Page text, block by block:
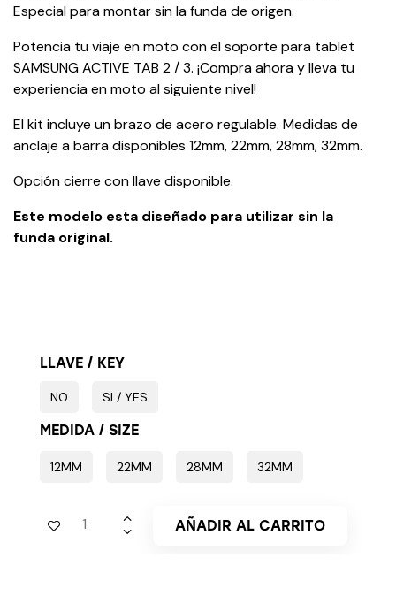
Especial para montar sin la funda de origen.
Potencia tu viaje en moto con el soporte para tablet
SAMSUNG ACTIVE TAB 2 / 3. ¡Compra ahora y lleva tu
experiencia en moto al siguiente nivel!
El kit incluye un brazo de acero regulable. Medidas de
anclaje a barra disponibles 12mm, 22mm, 28mm, 32mm.
Opción cierre con llave disponible.
Este modelo esta diseñado para utilizar sin la
funda original.
LLAVE / KEY
NO SI / YES
MEDIDA / SIZE
12MM 22MM 28MM 32MM
AÑADIR AL CARRITO